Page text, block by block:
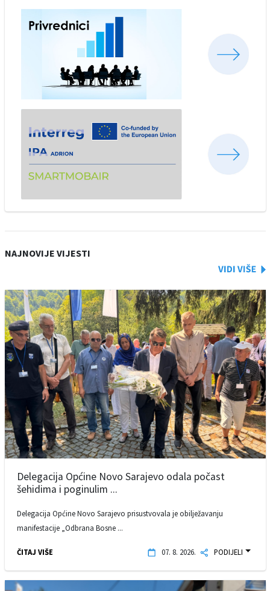
NAJNOVIJE VIJESTI
Delegacija Općine Novo Sarajevo odala počast
šehidima i poginulim ...
Delegacija Općine Novo Sarajevo prisustvovala je obilježavanju
manifestacije „Odbrana Bosne ...
ČITAJ VIŠE 07. 8. 2026. PODIJELI